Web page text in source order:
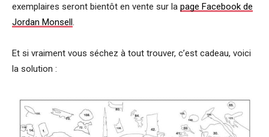
exemplaires seront bientôt en vente sur la page Facebook de
Jordan Monsell.
Et si vraiment vous séchez à tout trouver, c’est cadeau, voici
la solution :